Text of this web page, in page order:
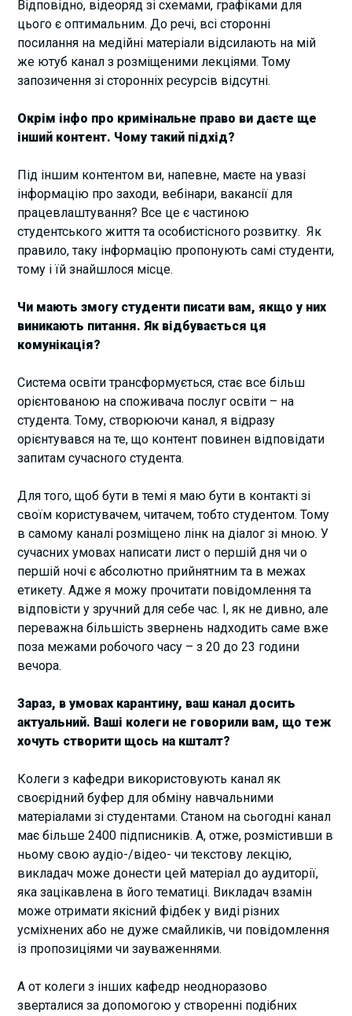
Відповідно, відеоряд зі схемами, графіками для
цього є оптимальним. До речі, всі сторонні
посилання на медійні матеріали відсилають на мій
же ютуб канал з розміщеними лекціями. Тому
запозичення зі сторонніх ресурсів відсутні.
Окрім інфо про кримінальне право ви даєте ще
інший контент. Чому такий підхід?
Під іншим контентом ви, напевне, маєте на увазі
інформацію про заходи, вебінари, вакансії для
працевлаштування? Все це є частиною
студентського життя та особистісного розвитку. Як
правило, таку інформацію пропонують самі студенти,
тому і їй знайшлося місце.
Чи мають змогу студенти писати вам, якщо у них
виникають питання. Як відбувається ця
комунікація?
Система освіти трансформується, стає все більш
орієнтованою на споживача послуг освіти – на
студента. Тому, створюючи канал, я відразу
орієнтувався на те, що контент повинен відповідати
запитам сучасного студента.
Для того, щоб бути в темі я маю бути в контакті зі
своїм користувачем, читачем, тобто студентом. Тому
в самому каналі розміщено лінк на діалог зі мною. У
сучасних умовах написати лист о першій дня чи о
першій ночі є абсолютно прийнятним та в межах
етикету. Адже я можу прочитати повідомлення та
відповісти у зручний для себе час. І, як не дивно, але
переважна більшість звернень надходить саме вже
поза межами робочого часу – з 20 до 23 години
вечора.
Зараз, в умовах карантину, ваш канал досить
актуальний. Ваші колеги не говорили вам, що теж
хочуть створити щось на кшталт?
Колеги з кафедри використовують канал як
своєрідний буфер для обміну навчальними
матеріалами зі студентами. Станом на сьогодні канал
має більше 2400 підписників. А, отже, розмістивши в
ньому свою аудіо-/відео- чи текстову лекцію,
викладач може донести цей матеріал до аудиторії,
яка зацікавлена в його тематиці. Викладач взамін
може отримати якісний фідбек у виді різних
усміхнених або не дуже смайликів, чи повідомлення
із пропозиціями чи зауваженнями.
А от колеги з інших кафедр неодноразово
зверталися за допомогою у створенні подібних